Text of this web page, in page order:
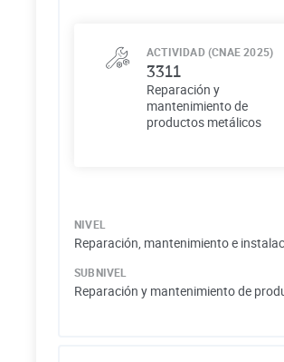
ACTIVIDAD (CNAE 2025)
3311
Reparación y
mantenimiento de
productos metálicos
NIVEL
Reparación, mantenimiento e
SUBNIVEL
Reparación y mantenimiento de